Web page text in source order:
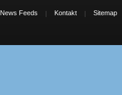
News Feeds Kontakt Sitemap